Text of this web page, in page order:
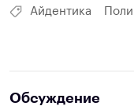
Айдентика
Обсуждение